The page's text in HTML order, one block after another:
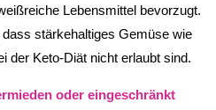
Lebensmittel bevorzugt.
stärkehaltiges Gemüse wie
der Keto-Diät nicht erlaubt sind.
oder eingeschränkt